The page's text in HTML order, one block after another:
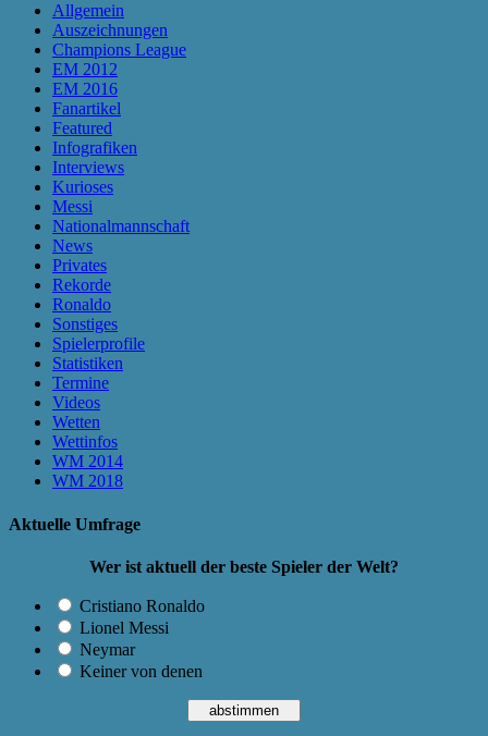
Allgemein
Auszeichnungen
Champions League
EM 2012
EM 2016
Fanartikel
Featured
Infografiken
Interviews
Kurioses
Messi
Nationalmannschaft
News
Privates
Rekorde
Ronaldo
Sonstiges
Spielerprofile
Statistiken
Termine
Videos
Wetten
Wettinfos
WM 2014
WM 2018
Aktuelle Umfrage
Wer ist aktuell der beste Spieler der Welt?
Cristiano Ronaldo
Lionel Messi
Neymar
Keiner von denen